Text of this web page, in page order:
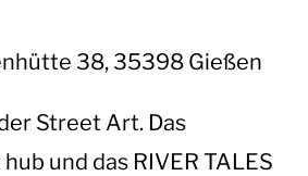
38, 35398 Gießen
Street Art. Das
und das RIVER TALES